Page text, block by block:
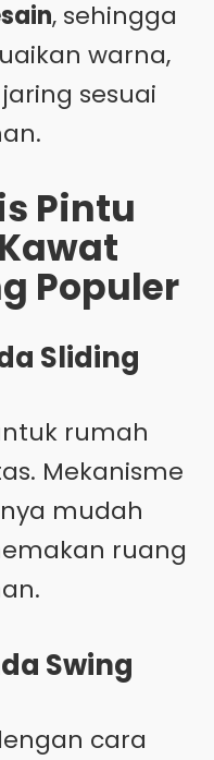
, sehingga
warna,
sesuai
Pintu
Populer
Sliding
rumah
Mekanisme
mudah
ruang
Swing
cara